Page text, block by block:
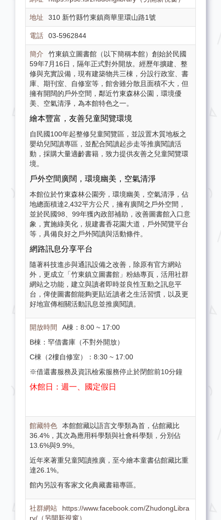
310 新竹縣竹東鎮商華里環山路1號
03-5962844
竹東鎮立圖書館（以下簡稱本館）創始於民國
59年7月16日，隔年正式對外開放。經歷年擴建、整
修與充實設備，現有建築物共三棟，分設行政室、書
庫、期刊室、自修室等，館舍雖分散且面積不大，但
擁有開闊的戶外空間，鄰近竹東森林公園，環境優
美、空氣清淨，為本館特色之一。
繪本豐富，友善兒童閱覽環境
自民國100年起整修兒童閱覽區，並設置木質地板之
嬰幼兒閱讀專區，並配合閱讀起步走等推廣閱讀活
動，採購大量適齡書籍，致力提供友善之兒童閱覽環
境。
戶外空間廣闊，環境幽美，空氣清淨
本館位於竹東森林公園旁，環境幽美，空氣清淨，佔
地總面積達2,432平方公尺，擁有廣闊之戶外空間，
並於民國98、99年獲內政部補助，改善圖書館入口意
象，實施綠美化，規建書香花園大道，戶外閱覽平台
等，具備良好之戶外閱讀與活動條件。
網路訊息分享平台
隨著科技進步與通訊設備之改善，除原有官方網站
外，更成立「竹東鎮立圖書館」粉絲專頁，活用社群
網站之功能，建立與讀者即時並良性互動之訊息平
台，俾使圖書館能夠更貼近讀者之生活習慣，以及更
好地宣傳相關活動訊息並推廣閱讀。
A棟：8:00 ~ 17:00
B棟：罕借書庫（不對外開放）
C棟（2樓自修室）：8:30 ~ 17:00
※借還書服務及資訊檢索服務停止於閉館前10分鐘
休館日：週一、國定假日
本館館藏以語言文學類為首，佔館藏比
36.4%，其次為應用科學類與社會科學類，分別佔
13.6%與9.9%。
近年來著重兒童閱讀推廣，至今繪本童書佔館藏比重
達26.1%。
館內另設有客家文化典藏書籍專區。
https://www.facebook.com/ZhudongLibra
ry/（另開新視窗）